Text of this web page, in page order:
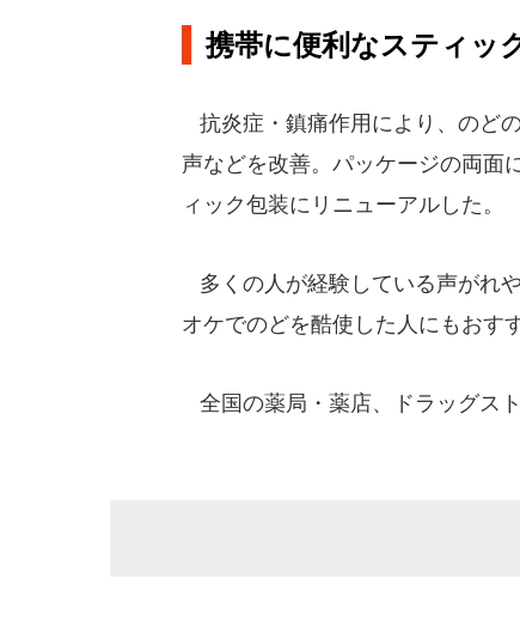
携帯に便利なスティッ
抗炎症・鎮痛作用により、のど
声などを改善。パッケージの両面
ィック包装にリニューアルした。
多くの人が経験している声がれ
オケでのどを酷使した人にもおすす
全国の薬局・薬店、ドラッグス